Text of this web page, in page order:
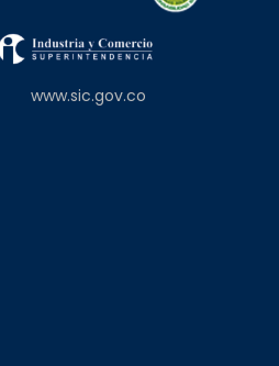
www.sic.gov.co